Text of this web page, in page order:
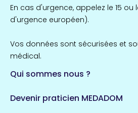
En cas d'urgence, appelez le 15 ou
d'urgence européen).
Vos données sont sécurisées et
médical.
Qui sommes nous ?
Devenir praticien MEDADOM